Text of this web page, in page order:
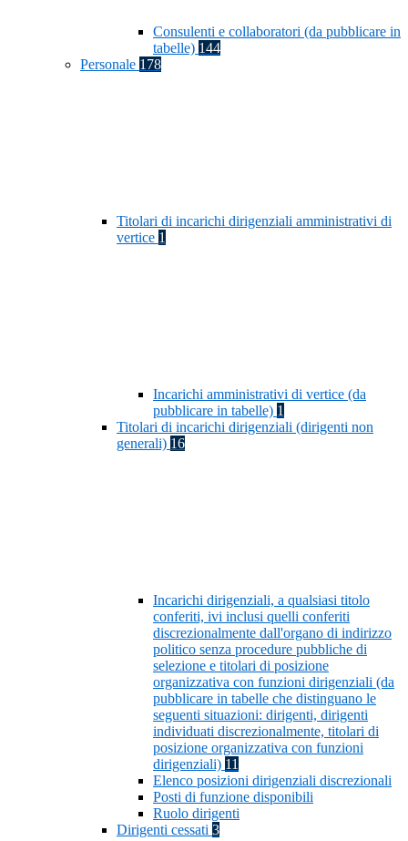
Consulenti e collaboratori (da pubblicare in
tabelle) 144
Personale 178
Titolari di incarichi dirigenziali amministrativi di
vertice 1
Incarichi amministrativi di vertice (da
pubblicare in tabelle) 1
Titolari di incarichi dirigenziali (dirigenti non
generali) 16
Incarichi dirigenziali, a qualsiasi titolo
conferiti, ivi inclusi quelli conferiti
discrezionalmente dall'organo di indirizzo
politico senza procedure pubbliche di
selezione e titolari di posizione
organizzativa con funzioni dirigenziali (da
pubblicare in tabelle che distinguano le
seguenti situazioni: dirigenti, dirigenti
individuati discrezionalmente, titolari di
posizione organizzativa con funzioni
dirigenziali) 11
Elenco posizioni dirigenziali discrezionali
Posti di funzione disponibili
Ruolo dirigenti
Dirigenti cessati 3